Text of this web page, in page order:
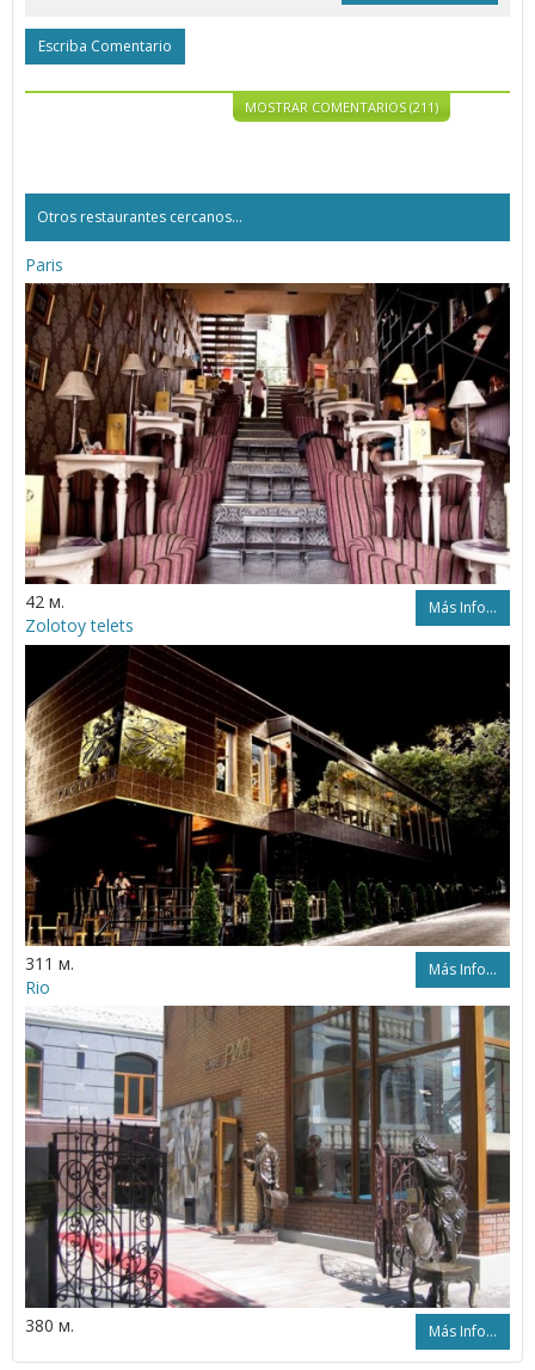
Escriba Comentario
MOSTRAR COMENTARIOS (211)
Otros restaurantes cercanos...
Paris
42 м. Más Info...
Zolotoy telets
311 м. Más Info...
Rio
380 м. Más Info...